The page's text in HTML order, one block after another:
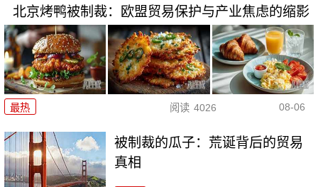
北京烤鸭被制裁：欧盟贸易保护与产业焦虑的缩影
最热 阅读 4026 08-06
被制裁的瓜子：荒诞背后的贸易
真相